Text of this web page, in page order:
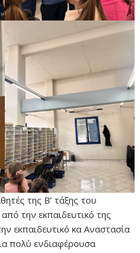
της Β’ τάξης του
την εκπαιδευτικό της
εκπαιδευτικό κα Αναστασία
πολύ ενδιαφέρουσα